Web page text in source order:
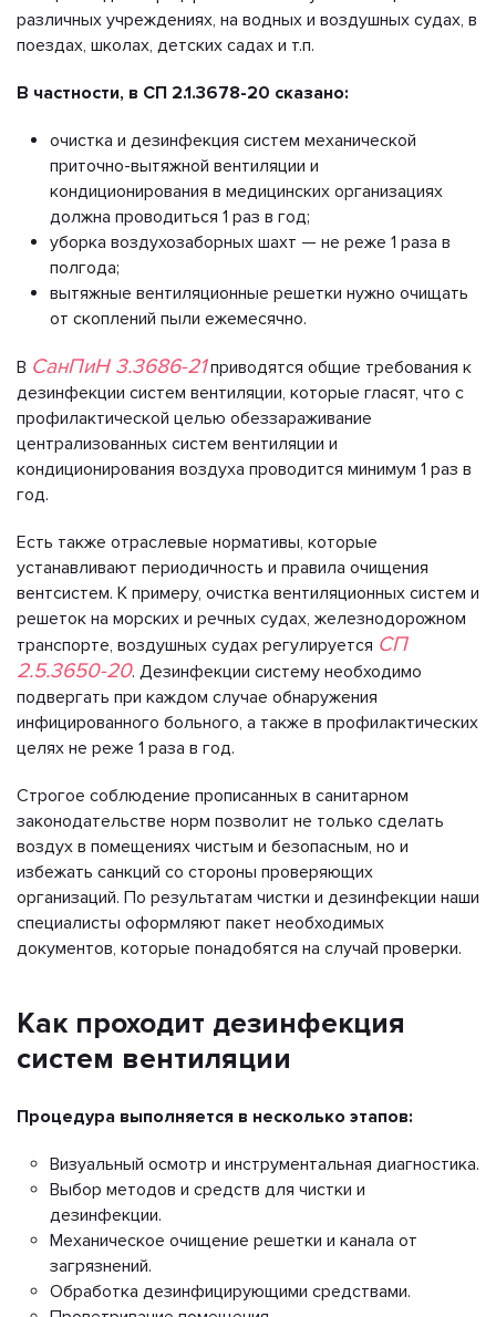
различных учреждениях, на водных и воздушных судах, в
поездах, школах, детских садах и т.п.
В частности, в СП 2.1.3678-20 сказано:
очистка и дезинфекция систем механической
приточно-вытяжной вентиляции и
кондиционирования в медицинских организациях
должна проводиться 1 раз в год;
уборка воздухозаборных шахт — не реже 1 раза в
полгода;
вытяжные вентиляционные решетки нужно очищать
от скоплений пыли ежемесячно.
В СанПиН 3.3686-21приводятся общие требования к
дезинфекции систем вентиляции, которые гласят, что с
профилактической целью обеззараживание
централизованных систем вентиляции и
кондиционирования воздуха проводится минимум 1 раз в
год.
Есть также отраслевые нормативы, которые
устанавливают периодичность и правила очищения
вентсистем. К примеру, очистка вентиляционных систем и
решеток на морских и речных судах, железнодорожном
транспорте, воздушных судах регулируется СП
2.5.3650-20. Дезинфекции систему необходимо
подвергать при каждом случае обнаружения
инфицированного больного, а также в профилактических
целях не реже 1 раза в год.
Строгое соблюдение прописанных в санитарном
законодательстве норм позволит не только сделать
воздух в помещениях чистым и безопасным, но и
избежать санкций со стороны проверяющих
организаций. По результатам чистки и дезинфекции наши
специалисты оформляют пакет необходимых
документов, которые понадобятся на случай проверки.
Как проходит дезинфекция
систем вентиляции
Процедура выполняется в несколько этапов:
Визуальный осмотр и инструментальная диагностика.
Выбор методов и средств для чистки и
дезинфекции.
Механическое очищение решетки и канала от
загрязнений.
Обработка дезинфицирующими средствами.